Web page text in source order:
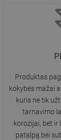
Produktas
kokybės mažai
kuris ne tik
tarnavimo
korozijai, bet ir
patalpą bei